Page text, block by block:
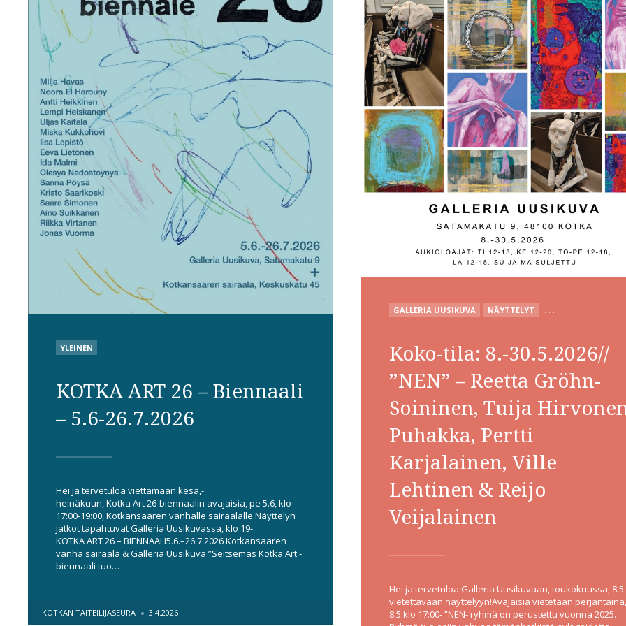
POSTED
IN
GALLERIA UUSIKUVA NÄYTTELYT
Koko-tila: 8.-30.5.2026//
”NEN” – Reetta Gröhn-
Soininen, Tuija
Puhakka, Pertti
Karjalainen, Ville
Lehtinen & Reijo
Veijalainen
Hei ja tervetuloa Galleria Uusikuvaan, toukokuussa, 8.5
vietettävään näyttelyyn!Avajaisia vietetään perjantaina,
8.5 klo 17:00- ”NEN- ryhmä on perustettu vuonna 2025.
POSTED
IN
YLEINEN
KOTKA ART 26 – Biennaali
– 5.6-26.7.2026
Hei ja tervetuloa viettämään kesä,-
heinäkuun, Kotka Art 26-biennaalin avajaisia, pe 5.6, klo
17:00-19:00, Kotkansaaren vanhalle sairaalalle.Näyttelyn
jatkot tapahtuvat Galleria Uusikuvassa, klo 19-
KOTKA ART 26 – BIENNAALI5.6.–26.7.2026 Kotkansaaren
vanha sairaala & Galleria Uusikuva ”Seitsemäs Kotka Art -
biennaali tuo…
POSTED
BY
KOTKAN TAITEILIJASEURA 3.4.2026